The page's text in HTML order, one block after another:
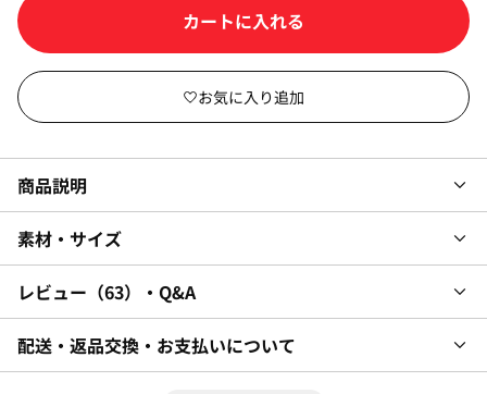
カートに入れる
商品説明
素材・サイズ
レビュー 63 ・Q&A
配送・返品交換・お支払いについて